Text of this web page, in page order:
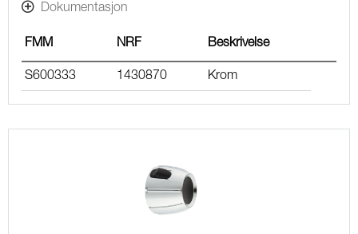
Dokumentasjon
FMM NRF Beskrivelse
S600333 1430870 Krom